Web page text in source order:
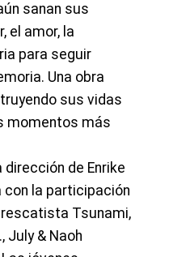
sanan sus
el amor, la
para seguir
Una obra
sus vidas
momentos más
de Enrike
con la participación
rescatista Tsunami,
July & Naoh